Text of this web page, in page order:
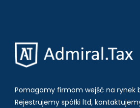
Pomagamy firmom wejść na rynek
Rejestrujemy spółki ltd,